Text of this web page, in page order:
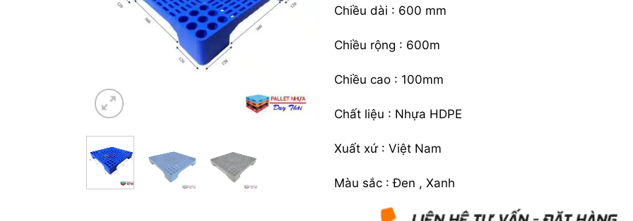
Chiều dài : 600 mm
Chiều rộng : 600m
Chiều cao : 100mm
Chất liệu : Nhựa HDPE
Xuất xứ : Việt Nam
Màu sắc : Đen , Xanh